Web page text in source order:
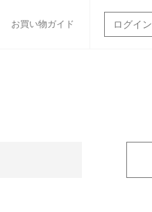
お買い物ガイド ログイン